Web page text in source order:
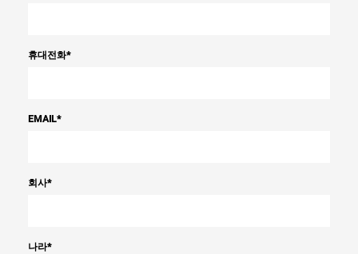
휴대전화*
EMAIL*
회사*
나라*